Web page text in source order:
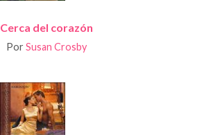
Cerca del corazón
Por Susan Crosby